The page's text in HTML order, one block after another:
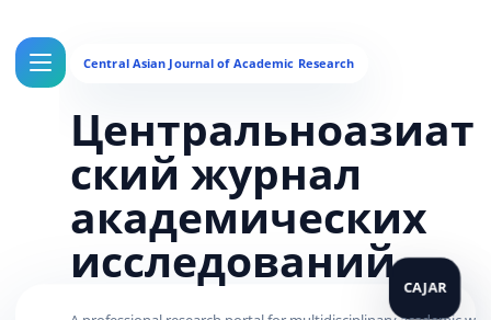
Центральноазиат
ский журнал
академических
исследований